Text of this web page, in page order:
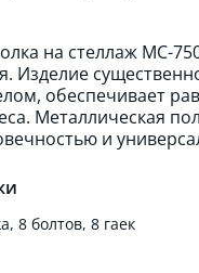
на стеллаж МС-
Изделие
обеспечивает
Металлическая
и
8 болтов, 8 гаек